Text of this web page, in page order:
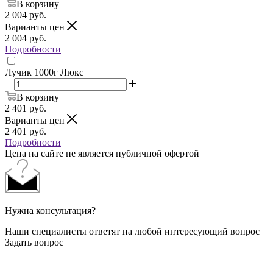
В корзину
2 004 руб.
Варианты цен
2 004 руб.
Подробности
Лучик 1000г Люкс
В корзину
2 401 руб.
Варианты цен
2 401 руб.
Подробности
Цена на сайте не является публичной офертой
Нужна консультация?
Наши специалисты ответят на любой интересующий вопрос
Задать вопрос